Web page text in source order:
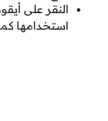
النقر على
استخدامها